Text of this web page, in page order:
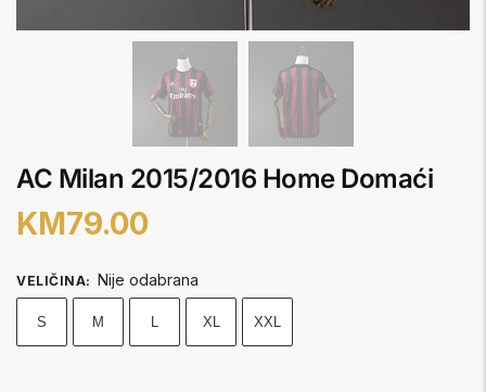
AC Milan 2015/2016 Home Domaći
KM79.00
VELIČINA: Nije odabrana
S M L XL XXL